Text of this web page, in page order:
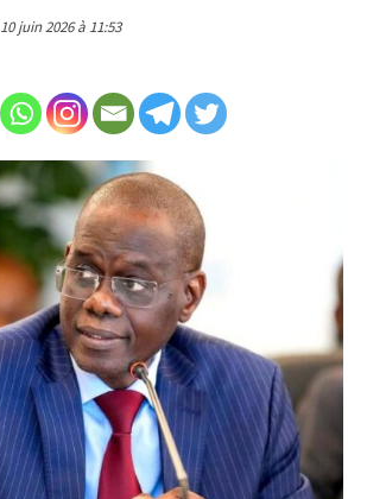
10 juin 2026 à 11:53